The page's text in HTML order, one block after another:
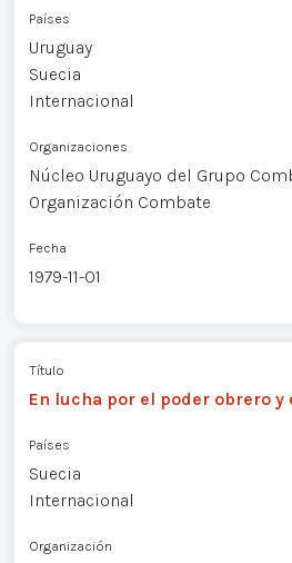
Países
Uruguay
Suecia
Internacional
Organizaciones
Núcleo Uruguayo del Grupo
Organización Combate
Fecha
1979-11-01
Título
En lucha por el poder obrero y
Países
Suecia
Internacional
Organización